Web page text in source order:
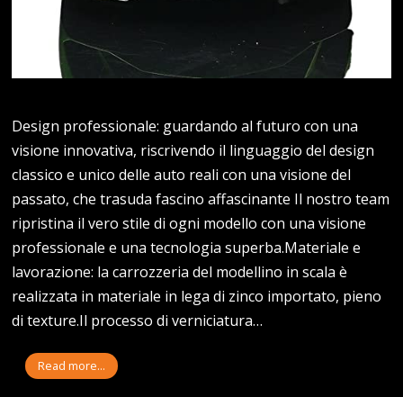
Design professionale: guardando al futuro con una
visione innovativa, riscrivendo il linguaggio del design
classico e unico delle auto reali con una visione del
passato, che trasuda fascino affascinante Il nostro team
ripristina il vero stile di ogni modello con una visione
professionale e una tecnologia superba.Materiale e
lavorazione: la carrozzeria del modellino in scala è
realizzata in materiale in lega di zinco importato, pieno
di texture.Il processo di verniciatura…
Read more...